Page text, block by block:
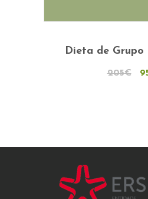
Dieta de Grupo
205€
O